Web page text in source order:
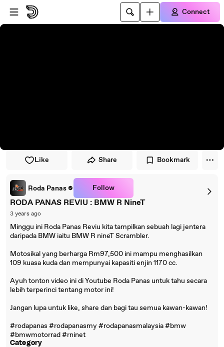
Skip to player
Skip to main content
Connect
Like Share Bookmark
Roda Panas Follow
RODA PANAS REVIU : BMW R NineT
3 years ago
Minggu ini Roda Panas Reviu kita tampilkan sebuah lagi jentera
daripada BMW iaitu BMW R nineT Scrambler.
Motosikal yang berharga Rm97,500 ini mampu menghasilkan
109 kuasa kuda dan mempunyai kapasiti enjin 1170 cc.
Ayuh tonton video ini di Youtube Roda Panas untuk tahu secara
lebih terperinci tentang motor ini!
Jangan lupa untuk like, share dan bagi tau semua kawan-kawan!
#rodapanas #rodapanasmy #rodapanasmalaysia #bmw
#bmwmotorrad #rninet
Category